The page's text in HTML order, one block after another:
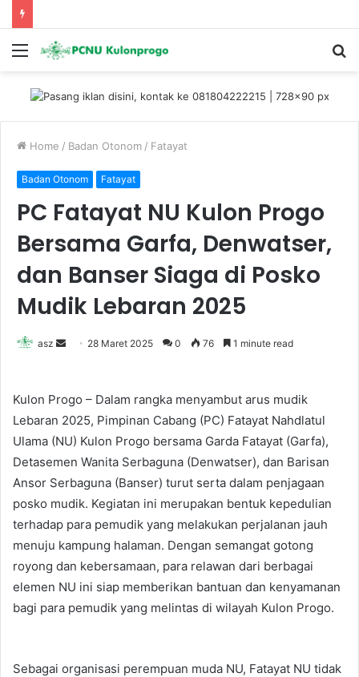
Menu
Home / Badan Otonom / Fatayat
Badan Otonom Fatayat
PC Fatayat NU Kulon Progo
Bersama Garfa, Denwatser,
dan Banser Siaga di Posko
Mudik Lebaran 2025
asz
d
a
n
e
m
28 Maret 2025 0 76 1 minute read
Kulon Progo – Dalam rangka menyambut arus mudik
Lebaran 2025, Pimpinan Cabang (PC) Fatayat Nahdlatul
Ulama (NU) Kulon Progo bersama Garda Fatayat (Garfa),
Detasemen Wanita Serbaguna (Denwatser), dan Barisan
Ansor Serbaguna (Banser) turut serta dalam penjagaan
posko mudik. Kegiatan ini merupakan bentuk kepedulian
terhadap para pemudik yang melakukan perjalanan jauh
menuju kampung halaman. Dengan semangat gotong
royong dan kebersamaan, para relawan dari berbagai
elemen NU ini siap memberikan bantuan dan kenyamanan
bagi para pemudik yang melintas di wilayah Kulon Progo.
Sebagai organisasi perempuan muda NU, Fatayat NU tidak